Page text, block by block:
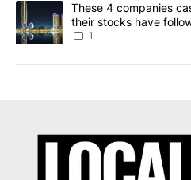
A trending article titled "These
These 4 companies
their stocks have
1